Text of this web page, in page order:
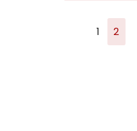
1 2